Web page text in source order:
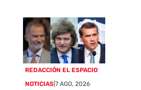
REDACCIÓN EL ESPACIO
NOTICIAS |7 AGO, 2026